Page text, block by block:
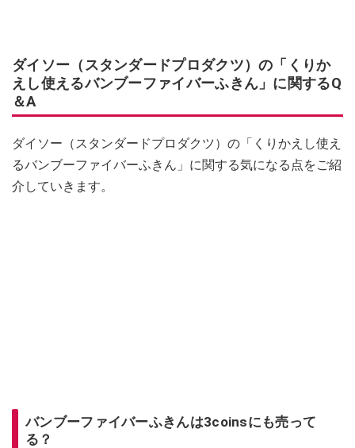
ダイソー（スタンダードプロダクツ）の「くりか
えし使えるバンブーファイバーふきん」に関するQ
＆A
ダイソー（スタンダードプロダクツ）の「くりかえし使え
るバンブーファイバーふきん」に関する気になる点をご紹
介していきます。
バンブーファイバーふきんは3coinsにも売って
る？